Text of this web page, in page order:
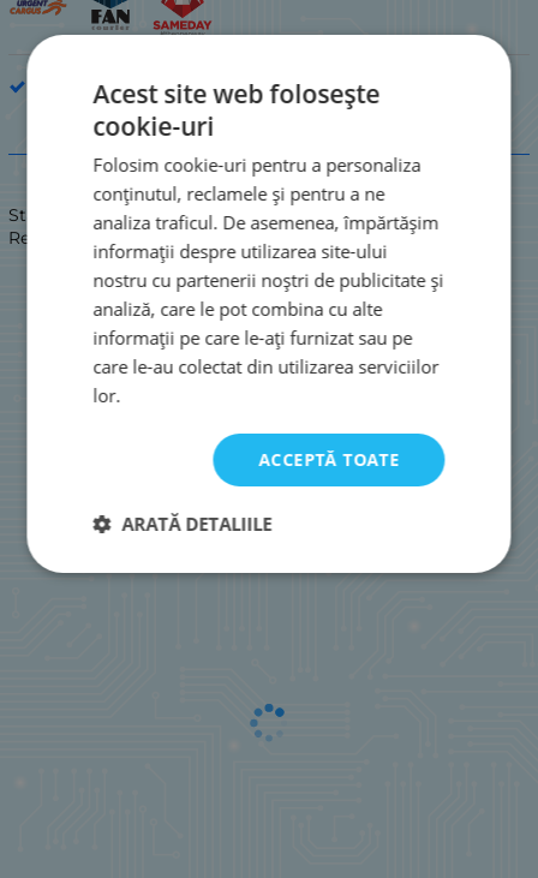
Rezistoare de 2 W
Descriere
Stare: NOU / NOU
Rezistor cu peliculă de carbon 2W 5%
Acest site web folosește
cookie-uri
Folosim cookie-uri pentru a personaliza
conținutul, reclamele și pentru a ne
analiza traficul. De asemenea, împărtășim
informații despre utilizarea site-ului
nostru cu partenerii noștri de publicitate și
analiză, care le pot combina cu alte
informații pe care le-ați furnizat sau pe
care le-au colectat din utilizarea serviciilor
lor.
ACCEPTĂ TOATE
ARATĂ DETALIILE